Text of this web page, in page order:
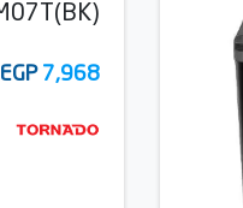
7,968
EGP